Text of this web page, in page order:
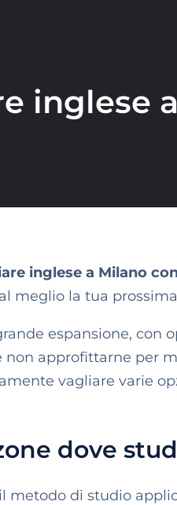
inglese
inglese a Milano
meglio la tua
espansione, con
approfittarne per
vagliare varie
dove
metodo di studio